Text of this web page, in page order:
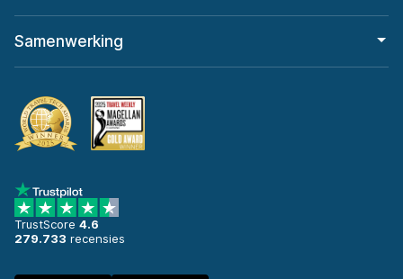
Samenwerking
TrustScore 4.6
279.733 recensies